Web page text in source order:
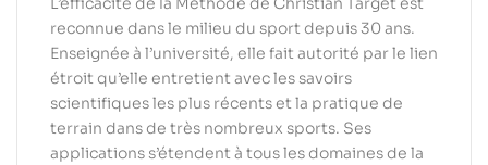
reconnue dans le milieu du sport depuis 30 ans.
Enseignée à l’université, elle fait autorité par le lien
étroit qu’elle entretient avec les savoirs
scientifiques les plus récents et la pratique de
terrain dans de très nombreux sports. Ses
applications s’étendent à tous les domaines de la